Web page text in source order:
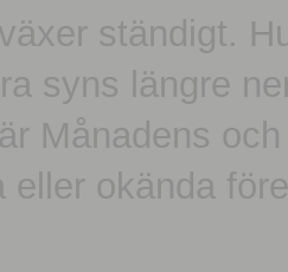
ständigt.
syns längre
Månadens
eller okända